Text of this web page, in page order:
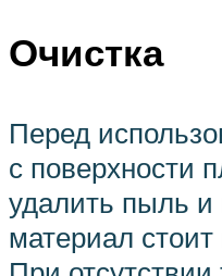
Очистка
Перед
с поверхности
удалить пыль и
материал